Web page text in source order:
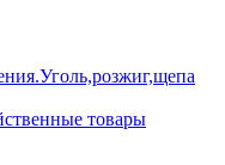
Уголь,розжиг,щепа
товары